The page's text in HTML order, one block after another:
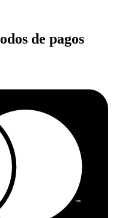
de pagos